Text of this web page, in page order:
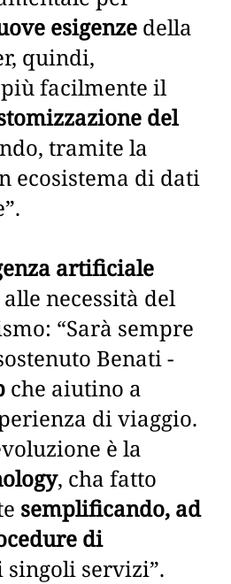
esigenze della
quindi,
facilmente il
del
tramite la
ecosistema di dati
artificiale
necessità del
“Sarà sempre
Benati -
che aiutino a
di viaggio.
è la
, cha fatto
semplificando, ad
di
singoli servizi”.